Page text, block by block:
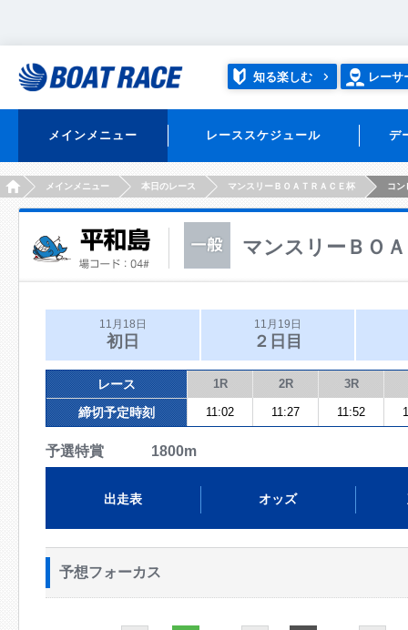
知る楽しむ レーサ
メインメニュー レーススケジュール デ
HOMEメインメニュー 本日のレース マンスリーＢＯＡＴＲＡＣＥ杯 コン
マンスリーＢＯ
11月18日
初日
11月19日
２日目
レース 1R 2R 3R
締切予定時刻 11:02 11:27 11:52
予選特賞 1800m
出走表 オッズ
予想フォーカス